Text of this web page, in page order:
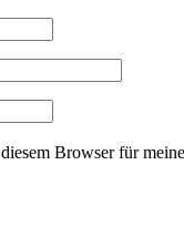
Browser für